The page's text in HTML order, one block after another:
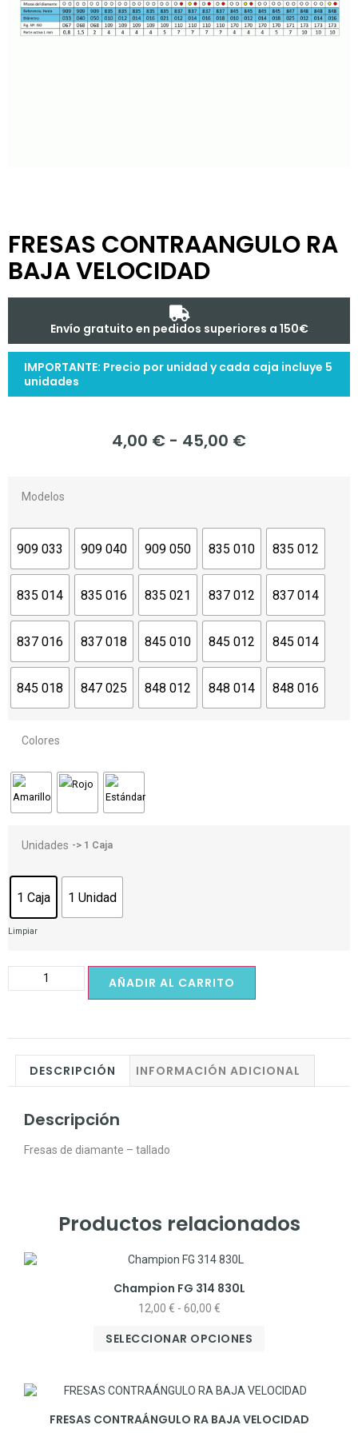
FRESAS CONTRAANGULO RA
BAJA VELOCIDAD
Envío gratuito en pedidos superiores a 150€
IMPORTANTE: Precio por unidad y cada caja incluye 5
unidades
4,00 € - 45,00 €
Modelos
909 033 909 040 909 050 835 010 835 012
835 014 835 016 835 021 837 012 837 014
837 016 837 018 845 010 845 012 845 014
845 018 847 025 848 012 848 014 848 016
Colores
Unidades -> 1 Caja
1 Caja 1 Unidad
Limpiar
AÑADIR AL CARRITO
DESCRIPCIÓN INFORMACIÓN ADICIONAL
Descripción
Fresas de diamante – tallado
Productos relacionados
Champion FG 314 830L
12,00 € - 60,00 €
SELECCIONAR OPCIONES
FRESAS CONTRAÁNGULO RA BAJA VELOCIDAD